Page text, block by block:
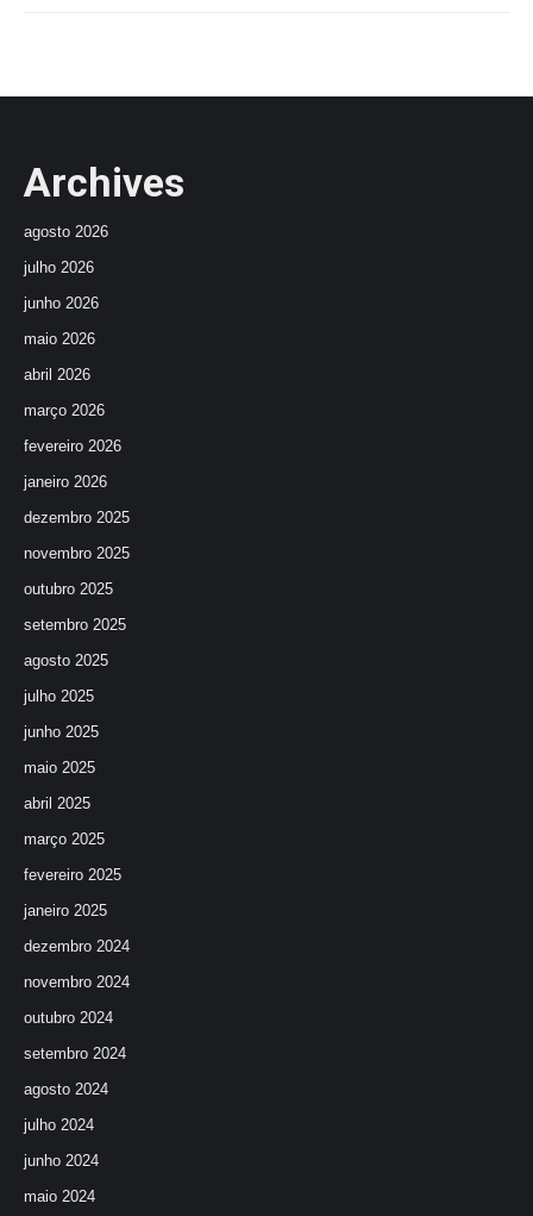
Archives
agosto 2026
julho 2026
junho 2026
maio 2026
abril 2026
março 2026
fevereiro 2026
janeiro 2026
dezembro 2025
novembro 2025
outubro 2025
setembro 2025
agosto 2025
julho 2025
junho 2025
maio 2025
abril 2025
março 2025
fevereiro 2025
janeiro 2025
dezembro 2024
novembro 2024
outubro 2024
setembro 2024
agosto 2024
julho 2024
junho 2024
maio 2024